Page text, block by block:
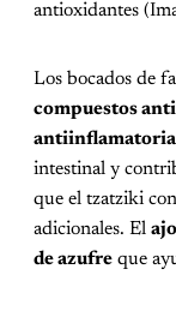
antioxidantes
Los bocados de
compuestos
intestinal y
que el tzatziki
adicionales. El
de azufre que